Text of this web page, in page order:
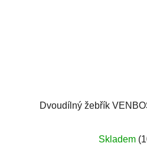
Dvoudílný žebřík
Skladem